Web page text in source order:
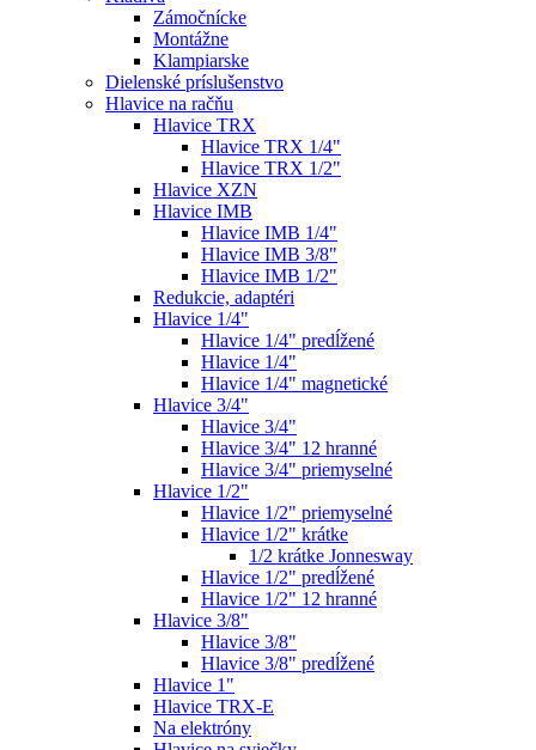
Zámočnícke
Montážne
Klampiarske
Dielenské príslušenstvo
Hlavice na račňu
Hlavice TRX
Hlavice TRX 1/4"
Hlavice TRX 1/2"
Hlavice XZN
Hlavice IMB
Hlavice IMB 1/4"
Hlavice IMB 3/8"
Hlavice IMB 1/2"
Redukcie, adaptéri
Hlavice 1/4"
Hlavice 1/4" predĺžené
Hlavice 1/4"
Hlavice 1/4" magnetické
Hlavice 3/4"
Hlavice 3/4"
Hlavice 3/4" 12 hranné
Hlavice 3/4" priemyselné
Hlavice 1/2"
Hlavice 1/2" priemyselné
Hlavice 1/2" krátke
1/2 krátke Jonnesway
Hlavice 1/2" predĺžené
Hlavice 1/2" 12 hranné
Hlavice 3/8"
Hlavice 3/8"
Hlavice 3/8" predĺžené
Hlavice 1"
Hlavice TRX-E
Na elektróny